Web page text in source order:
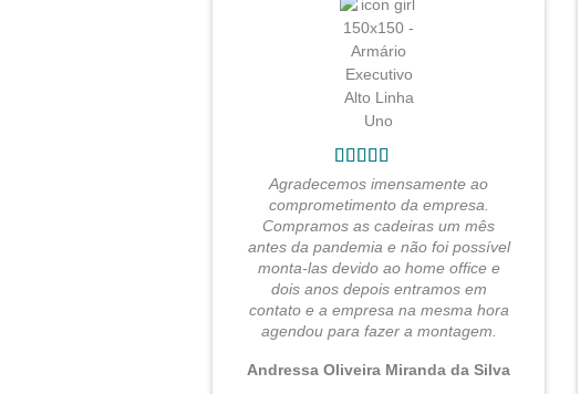
Agradecemos imensamente ao
comprometimento da empresa.
Compramos as cadeiras um mês
antes da pandemia e não foi possível
monta-las devido ao home office e
dois anos depois entramos em
contato e a empresa na mesma hora
agendou para fazer a montagem.
Andressa Oliveira Miranda da Silva